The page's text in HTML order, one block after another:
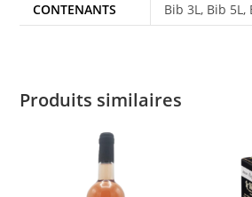
CONTENANTS
Bib 3L, Bib
Produits similaires